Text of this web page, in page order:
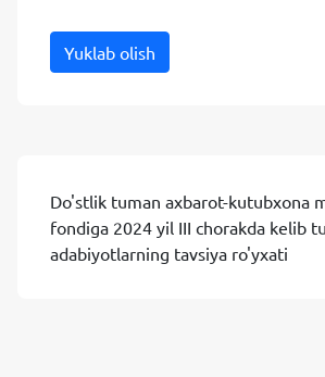
Yuklab olish
Do'stlik tuman axbarot-kutubxona
fondiga 2024 yil III chorakda kelib
adabiyotlarning tavsiya ro'yxati